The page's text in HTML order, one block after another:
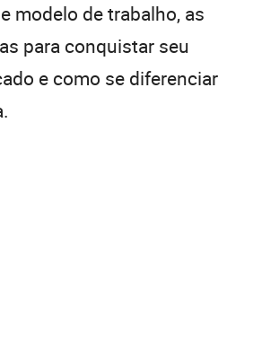
modelo de trabalho, as
para conquistar seu
e como se diferenciar